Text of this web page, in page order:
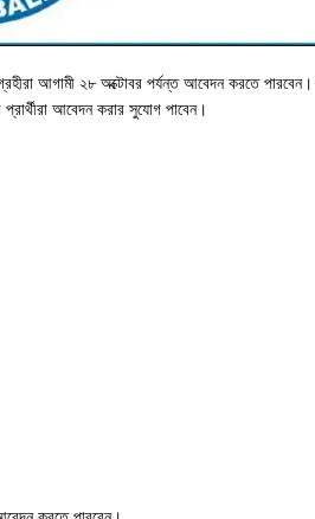
আগামী ২৮ অক্টোবর পর্যন্ত আবেদন করতে পারবেন।
আবেদন করার সুযোগ পাবেন।